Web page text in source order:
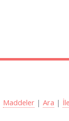
Maddeler |Ara |